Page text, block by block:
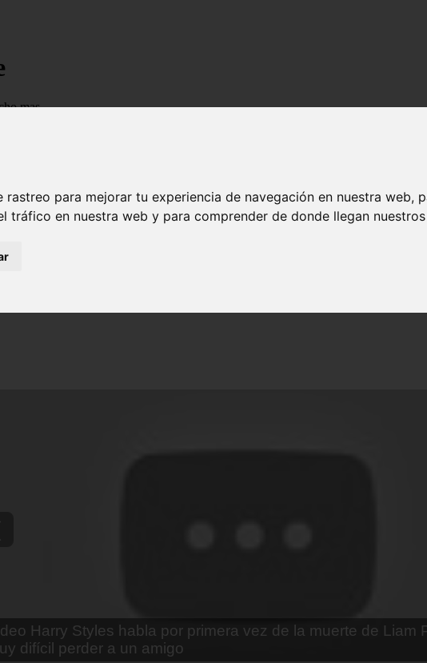
para mejorar tu experiencia de navegación en nuestra web,
tráfico en nuestra web y para comprender de donde llegan
mas
Ana Brenda Contreras y la firme promesa que le hizo a su